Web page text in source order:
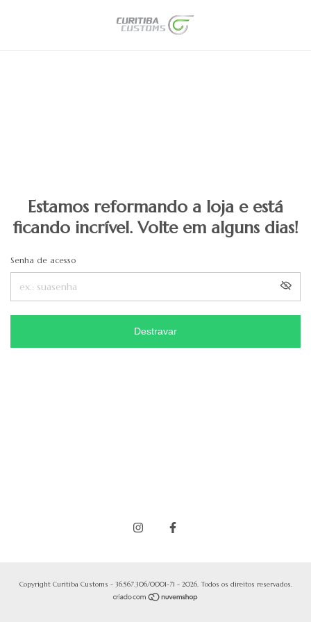
Estamos reformando a loja e está
ficando incrível. Volte em alguns dias!
Senha de acesso
Destravar
Copyright Curitiba Customs - 36.567.306/0001-71 - 2026. Todos os direitos reservados.